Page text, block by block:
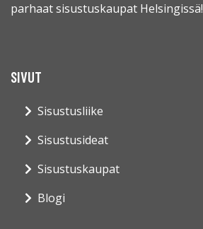
parhaat sisustuskaupat Helsingissä!
SIVUT
Sisustusliike
Sisustusideat
Sisustuskaupat
Blogi